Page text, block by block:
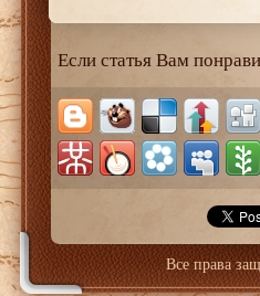
Если статья Вам
Все права